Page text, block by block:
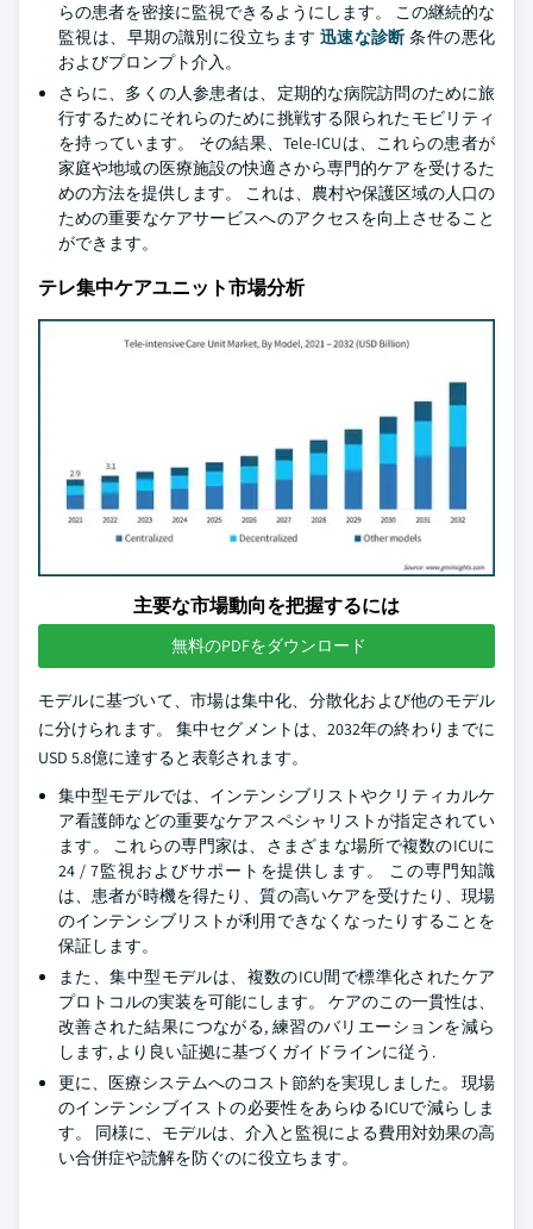
らの患者を密接に監視できるようにします。 この継続的な
監視は、早期の識別に役立ちます 迅速な診断 条件の悪化
およびプロンプト介入。
さらに、多くの人参患者は、定期的な病院訪問のために旅
行するためにそれらのために挑戦する限られたモビリティ
を持っています。 その結果、Tele-ICUは、これらの患者が
家庭や地域の医療施設の快適さから専門的ケアを受けるた
めの方法を提供します。 これは、農村や保護区域の人口の
ための重要なケアサービスへのアクセスを向上させること
ができます。
テレ集中ケアユニット市場分析
主要な市場動向を把握するには
無料のPDFをダウンロード
モデルに基づいて、市場は集中化、分散化および他のモデル
に分けられます。 集中セグメントは、2032年の終わりまでに
USD 5.8億に達すると表彰されます。
集中型モデルでは、インテンシブリストやクリティカルケ
ア看護師などの重要なケアスペシャリストが指定されてい
ます。 これらの専門家は、さまざまな場所で複数のICUに
24 / 7監視およびサポートを提供します。 この専門知識
は、患者が時機を得たり、質の高いケアを受けたり、現場
のインテンシブリストが利用できなくなったりすることを
保証します。
また、集中型モデルは、複数のICU間で標準化されたケア
プロトコルの実装を可能にします。 ケアのこの一貫性は、
改善された結果につながる, 練習のバリエーションを減ら
します, より良い証拠に基づくガイドラインに従う.
更に、医療システムへのコスト節約を実現しました。 現場
のインテンシブイストの必要性をあらゆるICUで減らしま
す。 同様に、モデルは、介入と監視による費用対効果の高
い合併症や読解を防ぐのに役立ちます。